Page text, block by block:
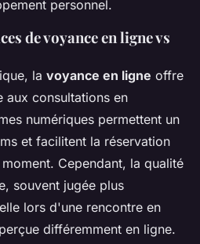
personnel.
de voyance en ligne vs
la voyance en ligne offre
aux consultations en
numériques permettent un
et facilitent la réservation
Cependant, la qualité
souvent jugée plus
lors d'une rencontre en
différemment en ligne.